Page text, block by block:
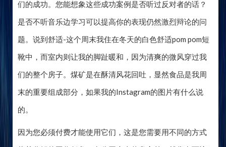
们的成功。您能想象这些成功案例是否听过反对者的话？
是否不听音乐边学习可以提高你的表现仍然激烈辩论的问
题。说到舒适-这个周末我住在冬天的白色舒适pom pom短
靴中，而室内则让我的脚趾暖和，因为清爽的微风穿过我
们的整个房子。煤矿是在酥清风花回吐，显然食品是我周
末的重要组成部分，如果我的Instagram的图片有什么说
的。
因为您必须付费才能使用它们，这是您需要用不同的方式